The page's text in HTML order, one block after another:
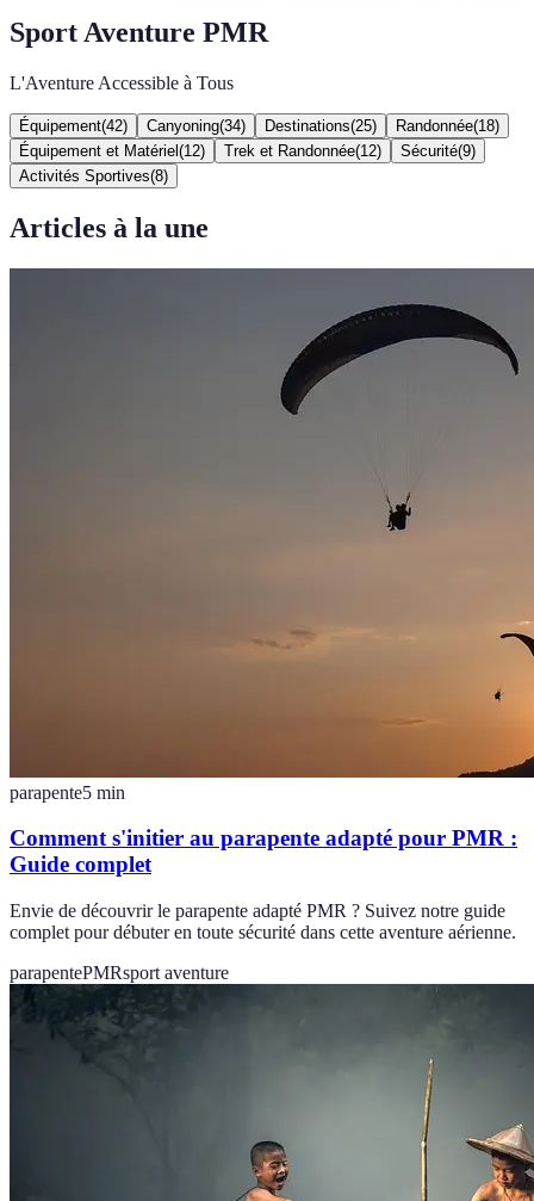
Sport Aventure PMR
L'Aventure Accessible à Tous
Équipement(42) Canyoning(34) Destinations(25) Randonnée(18)
Équipement et Matériel (12) Trek et Randonnée(12) Sécurité(9)
Activités Sportives(8)
Articles à la une
parapente5 min
Comment s'initier au parapente adapté pour PMR :
Guide complet
Envie de découvrir le parapente adapté PMR ? Suivez notre guide
complet pour débuter en toute sécurité dans cette aventure aérienne.
parapentePMRsport aventure